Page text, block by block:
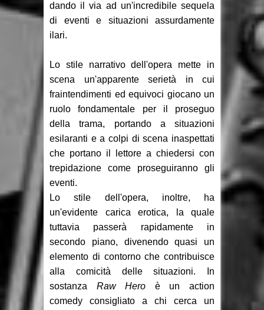
dando il via ad un'incredibile sequela
di eventi e situazioni assurdamente
ilari.
Lo stile narrativo dell'opera mette in
scena un'apparente serietà in cui
fraintendimenti ed equivoci giocano un
ruolo fondamentale per il proseguo
della trama, portando a situazioni
esilaranti e a colpi di scena inaspettati
che portano il lettore a chiedersi con
trepidazione come proseguiranno gli
eventi.
Lo stile dell'opera, inoltre, ha
un'evidente carica erotica, la quale
tuttavia passerà rapidamente in
secondo piano, divenendo quasi un
elemento di contorno che contribuisce
alla comicità delle situazioni. In
sostanza Raw Hero è un action
comedy consigliato a chi cerca un